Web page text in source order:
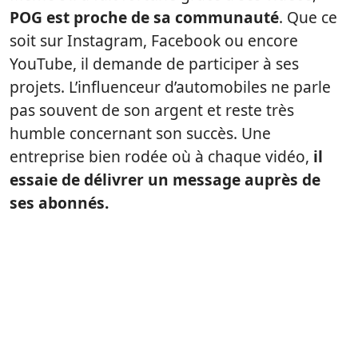
POG est proche de sa communauté. Que ce
soit sur Instagram, Facebook ou encore
YouTube, il demande de participer à ses
projets. L’influenceur d’automobiles ne parle
pas souvent de son argent et reste très
humble concernant son succès. Une
entreprise bien rodée où à chaque vidéo, il
essaie de délivrer un message auprès de
ses abonnés.